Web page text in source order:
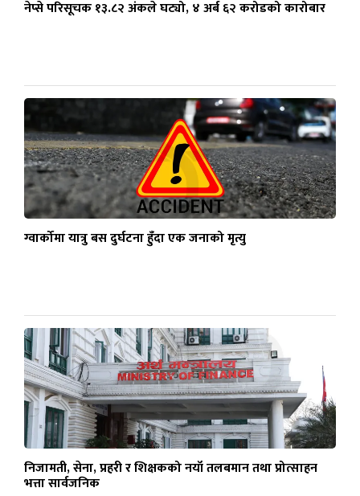
नेप्से परिसूचक १३.८२ अंकले घट्यो, ४ अर्ब ६२ करोडको कारोबार
ग्वार्कोमा यात्रु बस दुर्घटना हुँदा एक जनाको मृत्यु
निजामती, सेना, प्रहरी र शिक्षकको नयाँ तलबमान तथा प्रोत्साहन
भत्ता सार्वजनिक